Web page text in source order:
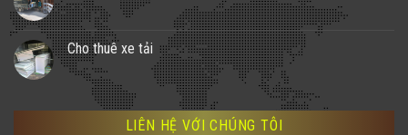
Cho thuê xe tải
LIÊN HỆ VỚI CHÚNG TÔI